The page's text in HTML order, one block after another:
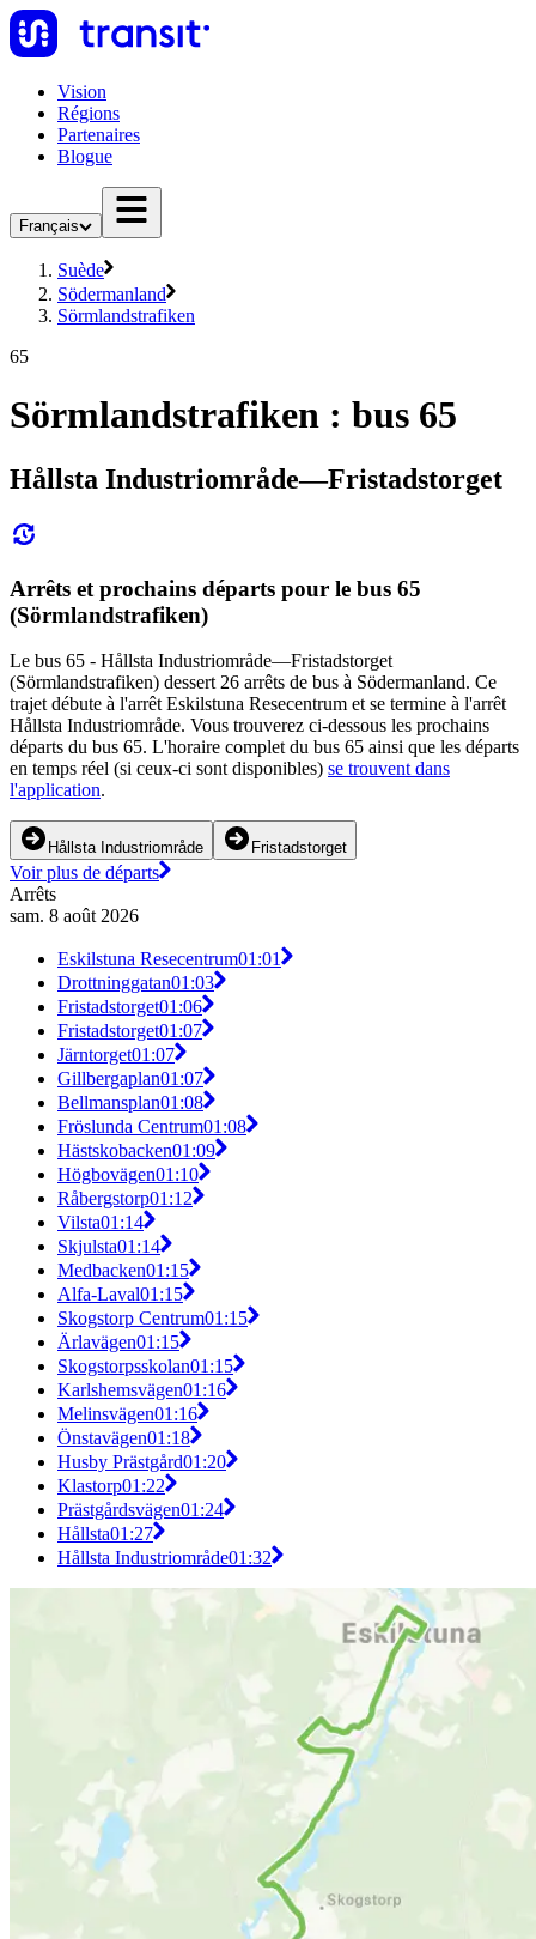
Vision
Régions
Partenaires
Blogue
Français
Suède
Södermanland
Sörmlandstrafiken
65
Sörmlandstrafiken : bus 65
Hållsta Industriområde—Fristadstorget
Arrêts et prochains départs pour le bus 65
(Sörmlandstrafiken)
Le bus 65 - Hållsta Industriområde—Fristadstorget
(Sörmlandstrafiken) dessert 26 arrêts de bus à Södermanland. Ce
trajet débute à l'arrêt Eskilstuna Resecentrum et se termine à l'arrêt
Hållsta Industriområde. Vous trouverez ci-dessous les prochains
départs du bus 65. L'horaire complet du bus 65 ainsi que les départs
en temps réel (si ceux-ci sont disponibles) se trouvent dans
l'application.
Hållsta Industriområde Fristadstorget
Voir plus de départs
Arrêts
sam. 8 août 2026
Eskilstuna Resecentrum01:01
Drottninggatan01:03
Fristadstorget01:06
Fristadstorget01:07
Järntorget01:07
Gillbergaplan01:07
Bellmansplan01:08
Fröslunda Centrum01:08
Hästskobacken01:09
Högbovägen01:10
Råbergstorp01:12
Vilsta01:14
Skjulsta01:14
Medbacken01:15
Alfa-Laval01:15
Skogstorp Centrum01:15
Ärlavägen01:15
Skogstorpsskolan01:15
Karlshemsvägen01:16
Melinsvägen01:16
Önstavägen01:18
Husby Prästgård01:20
Klastorp01:22
Prästgårdsvägen01:24
Hållsta01:27
Hållsta Industriområde01:32